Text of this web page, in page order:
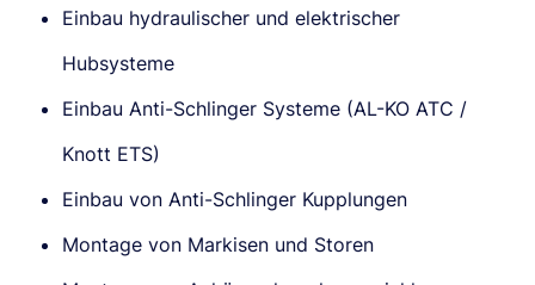
Einbau hydraulischer und elektrischer
Hubsysteme
Einbau Anti-Schlinger Systeme (AL-KO ATC /
Knott ETS)
Einbau von Anti-Schlinger Kupplungen
Montage von Markisen und Storen